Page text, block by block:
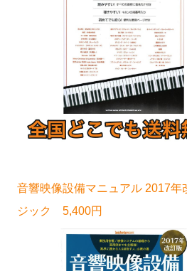
音響映像設備マニュアル 2017年
ジック 5,400円